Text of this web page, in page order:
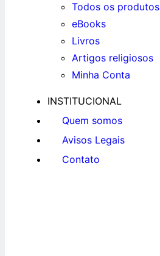
Todos os produtos
eBooks
Livros
Artigos religiosos
Minha Conta
INSTITUCIONAL
Quem somos
Avisos Legais
Contato